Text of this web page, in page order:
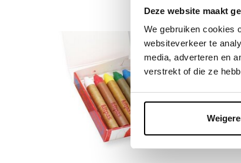
Deze website maakt
We gebruiken cookies
websiteverkeer te
media, adverteren en
verstrekt of die ze